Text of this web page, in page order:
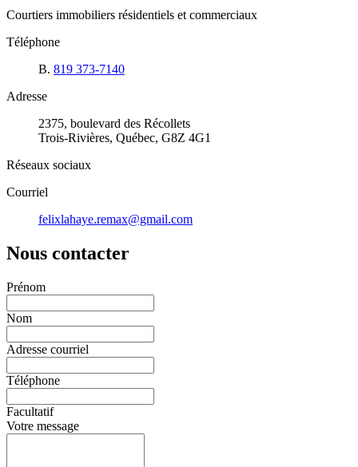
Courtiers immobiliers résidentiels et commerciaux
Téléphone
B. 819 373-7140
Adresse
2375, boulevard des Récollets
Trois-Rivières, Québec, G8Z 4G1
Réseaux sociaux
Courriel
felixlahaye.remax@gmail.com
Nous contacter
Prénom
Nom
Adresse courriel
Téléphone
Facultatif
Votre message